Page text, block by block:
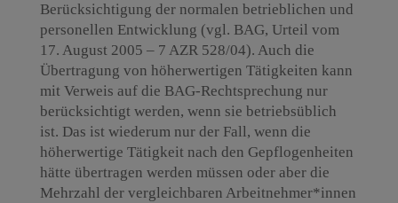
Berücksichtigung der normalen betrieblichen und
personellen Entwicklung (vgl. BAG, Urteil vom
17. August 2005 – 7 AZR 528/04). Auch die
Übertragung von höherwertigen Tätigkeiten kann
mit Verweis auf die BAG-Rechtsprechung nur
berücksichtigt werden, wenn sie betriebsüblich
ist. Das ist wiederum nur der Fall, wenn die
höherwertige Tätigkeit nach den Gepflogenheiten
hätte übertragen werden müssen oder aber die
Mehrzahl der vergleichbaren Arbeitnehmer*innen